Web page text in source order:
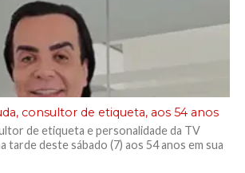
consultor de etiqueta, aos 54 anos
de etiqueta e personalidade da TV
tarde deste sábado (7) aos 54 anos em sua